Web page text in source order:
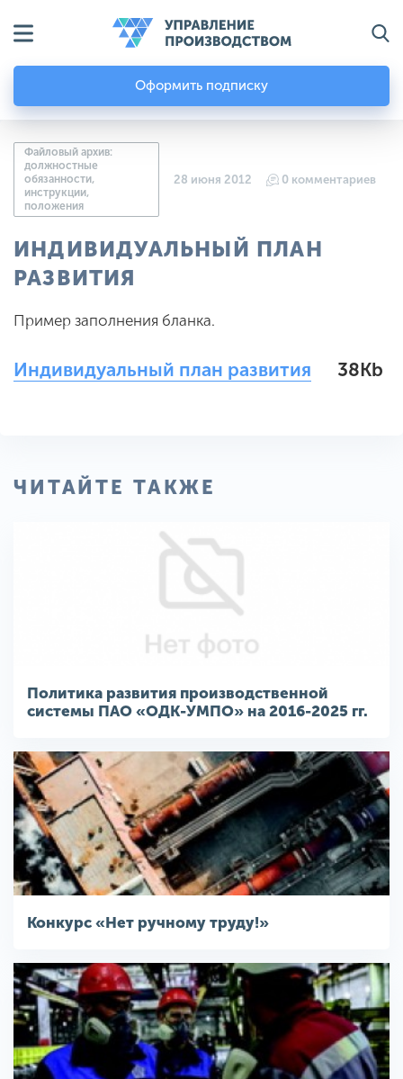
Оформить подписку
Файловый архив:
должностные
обязанности,
инструкции,
положения
28 июня 2012 0 комментариев
ИНДИВИДУАЛЬНЫЙ ПЛАН
РАЗВИТИЯ
Пример заполнения бланка.
Индивидуальный план развития 38Kb
ЧИТАЙТЕ ТАКЖЕ
Политика развития производственной
системы ПАО «ОДК-УМПО» на 2016-2025 гг.
Конкурс «Нет ручному труду!»